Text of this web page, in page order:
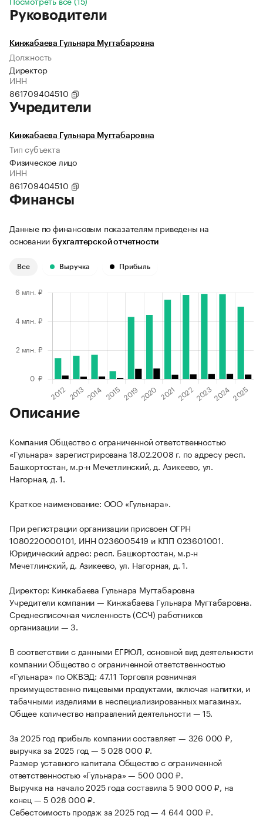
Руководители
Кинжабаева Гульнара Мугтабаровна
Должность
Директор
ИНН
861709404510
Учредители
Кинжабаева Гульнара Мугтабаровна
Тип субъекта
Физическое лицо
ИНН
861709404510
Финансы
Данные по финансовым показателям приведены на
основании бухгалтерской отчетности
Все Выручка Прибыль
Описание
Компания Общество с ограниченной ответственностью
«Гульнара» зарегистрирована 18.02.2008 г. по адресу респ.
Башкортостан, м.р-н Мечетлинский, д. Азикеево, ул.
Нагорная, д. 1.
Краткое наименование: ООО «Гульнара».
При регистрации организации присвоен ОГРН
1080220000101, ИНН 0236005419 и КПП 023601001.
Юридический адрес: респ. Башкортостан, м.р-н
Мечетлинский, д. Азикеево, ул. Нагорная, д. 1.
Директор: Кинжабаева Гульнара Мугтабаровна
Учредители компании — Кинжабаева Гульнара Мугтабаровна.
Среднесписочная численность (ССЧ) работников
организации — 3.
В соответствии с данными ЕГРЮЛ, основной вид деятельности
компании Общество с ограниченной ответственностью
«Гульнара» по ОКВЭД: 47.11 Торговля розничная
преимущественно пищевыми продуктами, включая напитки, и
табачными изделиями в неспециализированных магазинах.
Общее количество направлений деятельности — 15.
За 2025 год прибыль компании составляет — 326 000 ₽,
выручка за 2025 год — 5 028 000 ₽.
Размер уставного капитала Общество с ограниченной
ответственностью «Гульнара» — 500 000 ₽.
Выручка на начало 2025 года составила 5 900 000 ₽, на
конец — 5 028 000 ₽.
Себестоимость продаж за 2025 год — 4 644 000 ₽.